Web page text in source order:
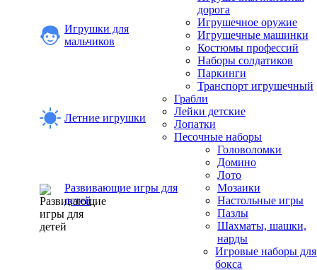
Игрушки для
мальчиков
дорога
Игрушечное оружие
Игрушечные машинки
Костюмы профессий
Наборы солдатиков
Паркинги
Транспорт игрушечный
Летние игрушки
Грабли
Лейки детские
Лопатки
Песочные наборы
Развивающие игры для
детей
Головоломки
Домино
Лото
Мозаики
Настольные игры
Пазлы
Шахматы, шашки,
нарды
Игровые наборы для
бокса